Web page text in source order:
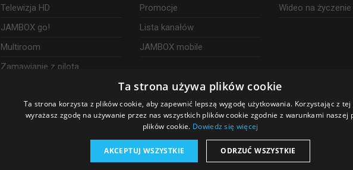
Telewizja HD
JAMBOX go!
Multiroom
Zamawianie z pilota
Promocje
Lista kanałów
JAMBOX mobile
Wideo na życzenie
Ta strona używa plików cookie
Ta strona korzysta z plików cookie, aby zapewnić lepszą wygodę użytkowania. Korzystając z tej
wyrażasz zgodę na używanie przez nas wszystkich plików cookie zgodnie z warunkami naszej
plików cookie. Dowiedz się więcej
AKCEPTUJ WSZYSTKIE ODRZUĆ WSZYSTKIE